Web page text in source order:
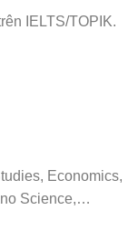
IELTS/TOPIK.
Economics,
Science,…